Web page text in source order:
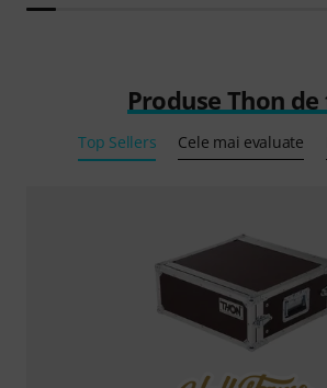
Produse Thon
Top Sellers Cele mai evaluate